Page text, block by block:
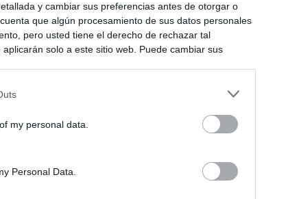
y cambiar sus preferencias antes de otorgar o
que algún procesamiento de sus datos personales
pero usted tiene el derecho de rechazar tal
solo a este sitio web. Puede cambiar sus
my personal data.
Personal Data.